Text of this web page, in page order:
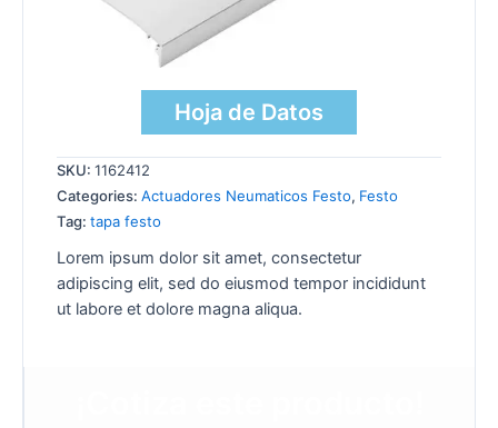
Hoja de Datos
SKU: 1162412
Categories: Actuadores Neumaticos Festo, Festo
Tag: tapa festo
Lorem ipsum dolor sit amet, consectetur
adipiscing elit, sed do eiusmod tempor incididunt
ut labore et dolore magna aliqua.